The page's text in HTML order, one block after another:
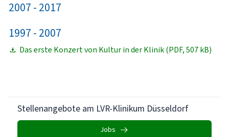
2007 - 2017
1997 - 2007
Das erste Konzert von Kultur in der Klinik (PDF, 507 kB)
Stellenangebote am LVR-Klinikum Düsseldorf
Jobs